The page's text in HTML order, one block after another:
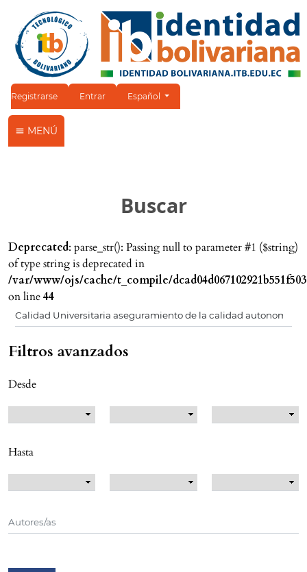
Registrarse Entrar Cambiar el idioma. El idioma actual es:
Español
MENÚ
Buscar
Deprecated: parse_str(): Passing null to parameter #1 ($string)
of type string is deprecated in
/var/www/ojs/cache/t_compile/
on line44
Filtros avanzados
Desde
Hasta